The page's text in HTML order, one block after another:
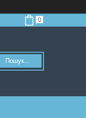
Пошук...